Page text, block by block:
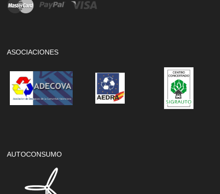
ASOCIACIONES
AUTOCONSUMO